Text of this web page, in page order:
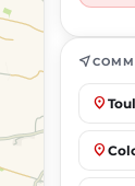
near_me
place
place